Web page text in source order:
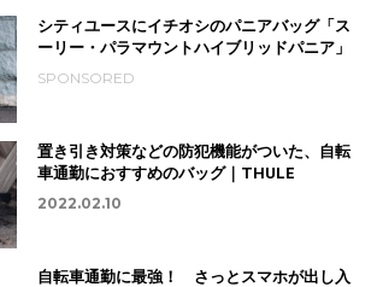
シティユースにイチオシのパニアバッグ「ス
ーリー・パラマウントハイブリッドパニア」
SPONSORED
置き引き対策などの防犯機能がついた、自転
車通勤におすすめのバッグ｜THULE
2022.02.10
自転車通勤に最強！ さっとスマホが出し入